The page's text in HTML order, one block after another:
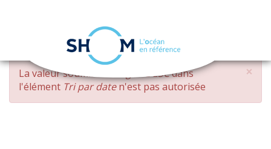
Aller
contenu
principal
navigation
×
MESSAGE
D'ERREUR
La valeur soumise changed DESCdans
l'élément Tri par daten'est pas autorisée